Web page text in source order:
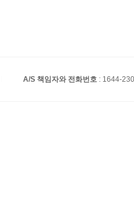
A/S 책임자와 전화번호 : 1644-